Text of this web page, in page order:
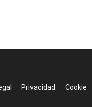
Privacidad Cookie